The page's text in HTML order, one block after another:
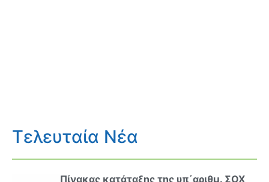
Τελευταία Νέα
Πίνακας κατάταξης της υπ΄αριθμ. ΣΟΧ